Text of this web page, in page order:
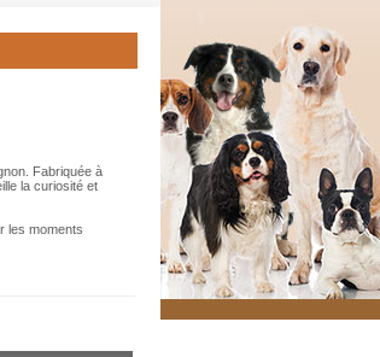
Fabriquée à
la curiosité et
les moments